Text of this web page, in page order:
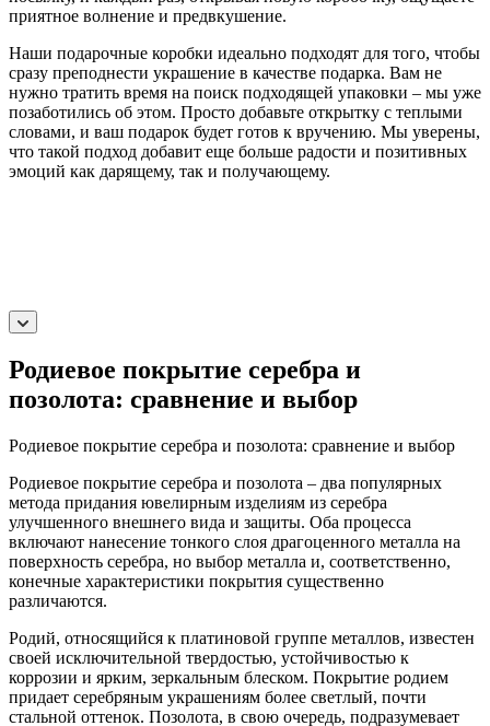
приятное волнение и предвкушение.
Наши подарочные коробки идеально подходят для того, чтобы
сразу преподнести украшение в качестве подарка. Вам не
нужно тратить время на поиск подходящей упаковки – мы уже
позаботились об этом. Просто добавьте открытку с теплыми
словами, и ваш подарок будет готов к вручению. Мы уверены,
что такой подход добавит еще больше радости и позитивных
эмоций как дарящему, так и получающему.
Родиевое покрытие серебра и
позолота: сравнение и выбор
Родиевое покрытие серебра и позолота: сравнение и выбор
Родиевое покрытие серебра и позолота – два популярных
метода придания ювелирным изделиям из серебра
улучшенного внешнего вида и защиты. Оба процесса
включают нанесение тонкого слоя драгоценного металла на
поверхность серебра, но выбор металла и, соответственно,
конечные характеристики покрытия существенно
различаются.
Родий, относящийся к платиновой группе металлов, известен
своей исключительной твердостью, устойчивостью к
коррозии и ярким, зеркальным блеском. Покрытие родием
придает серебряным украшениям более светлый, почти
стальной оттенок. Позолота, в свою очередь, подразумевает